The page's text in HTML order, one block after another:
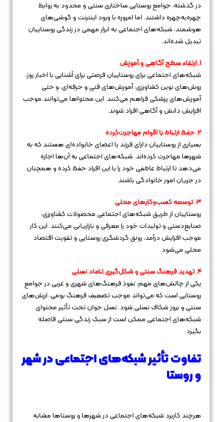
در گذشته، جوامع روستایی ساختاری سنتی و محدود به روابط
چهره‌به‌چهره داشتند. اما امروزه با ورود اینترنت و گوشی‌های
هوشمند، شبکه‌های اجتماعی به ابزار مهمی در زندگی روستاییان
تبدیل شده‌اند.
۱. ارتقاء سطح آگاهی و آموزش
شبکه‌های اجتماعی برای روستاییان فرصتی برای آشنایی با اخبار روز،
روش‌های نوین کشاورزی، آموزش‌های فنی و حرفه‌ای، و حتی
آموزش‌های پزشکی فراهم می‌کنند. این محتواها می‌توانند موجب
افزایش دانش و آگاهی افراد شوند.
۲. حفظ ارتباط با اقوام مهاجرت‌کرده
بسیاری از روستاییان دارای فرزند یا اعضای خانواده‌ای هستند که به
شهرها مهاجرت کرده‌اند. شبکه‌های اجتماعی به آن‌ها اجازه
می‌دهد تا ارتباط عاطفی خود را با این افراد حفظ کرده و همچنان
در جریان امور خانوادگی باشند.
۳. توسعه کسب‌وکارهای محلی
روستاییان از طریق شبکه‌های اجتماعی محصولات کشاورزی،
صنایع‌دستی و تولیدات خود را معرفی و بازاریابی می‌کنند. این کار
موجب افزایش درآمد، رونق گردشگری روستایی و تقویت اقتصاد
محلی می‌شود.
۴. تهدید فرهنگ سنتی و شکل‌گیری تضاد نسلی
یکی از چالش‌های مهم، نفوذ فرهنگ‌های شهری و غربی در جوامع
روستایی است که می‌تواند موجب تضعیف فرهنگ بومی، ارزش‌های
سنتی و بروز شکاف نسلی شود. نسل جوان تحت تأثیر محتوای
شبکه‌های اجتماعی ممکن است از سبک زندگی سنتی فاصله
بگیرد.
تفاوت تأثیر شبکه‌های اجتماعی در شهر
و روستا
هرچند کاربرد شبکه‌های اجتماعی در شهرها و روستاها مشابه